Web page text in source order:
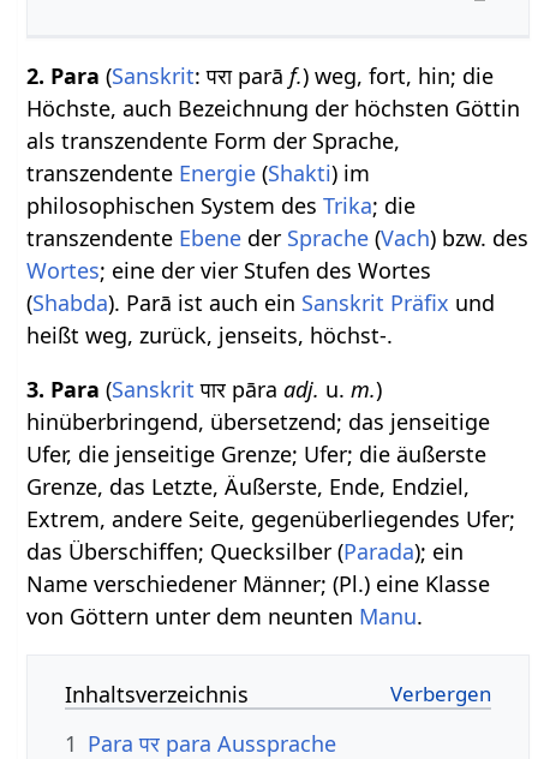
2. Para (Sanskrit: परा parāf.) weg, fort, hin; die
Höchste, auch Bezeichnung der höchsten Göttin
als transzendente Form der Sprache,
transzendente Energie (Shakti) im
philosophischen System desTrika; die
transzendente Ebene der Sprache (Vach) bzw. des
Wortes; eine der vier Stufen des Wortes
(Shabda). Parā ist auch ein Sanskrit Präfix und
heißt weg, zurück, jenseits, höchst-.
3. Para (Sanskrit पार pāraadj. u.m.)
hinüberbringend, übersetzend; das jenseitige
Ufer, die jenseitige Grenze; Ufer; die äußerste
Grenze, das Letzte, Äußerste, Ende, Endziel,
Extrem, andere Seite, gegenüberliegendes Ufer;
das Überschiffen; Quecksilber (Parada); ein
Name verschiedener Männer; (Pl.) eine Klasse
von Göttern unter dem neunten Manu.
Inhaltsverzeichnis
1 Para पर para Aussprache